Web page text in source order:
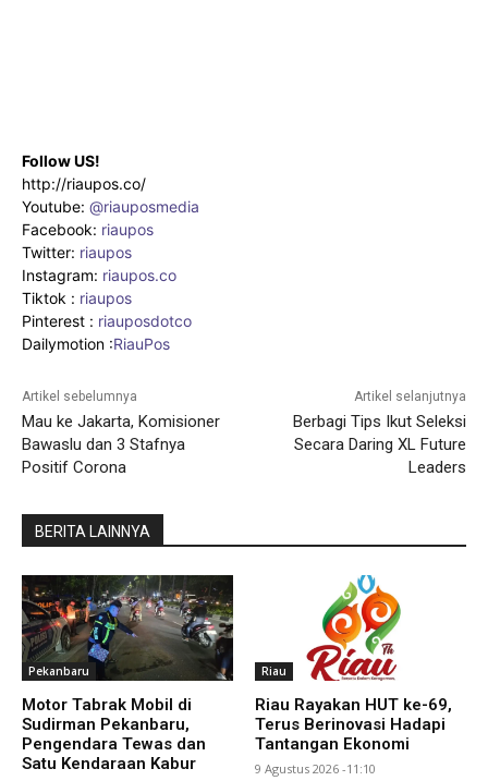
Follow US!
http://riaupos.co/
Youtube: @riauposmedia
Facebook: riaupos
Twitter: riaupos
Instagram: riaupos.co
Tiktok : riaupos
Pinterest : riauposdotco
Dailymotion :RiauPos
Artikel sebelumnya
Mau ke Jakarta, Komisioner
Bawaslu dan 3 Stafnya
Positif Corona
Artikel selanjutnya
Berbagi Tips Ikut Seleksi
Secara Daring XL Future
Leaders
BERITA LAINNYA
Pekanbaru
Motor Tabrak Mobil di
Sudirman Pekanbaru,
Pengendara Tewas dan
Satu Kendaraan Kabur
Riau
Riau Rayakan HUT ke-69,
Terus Berinovasi Hadapi
Tantangan Ekonomi
9 Agustus 2026 -11:10